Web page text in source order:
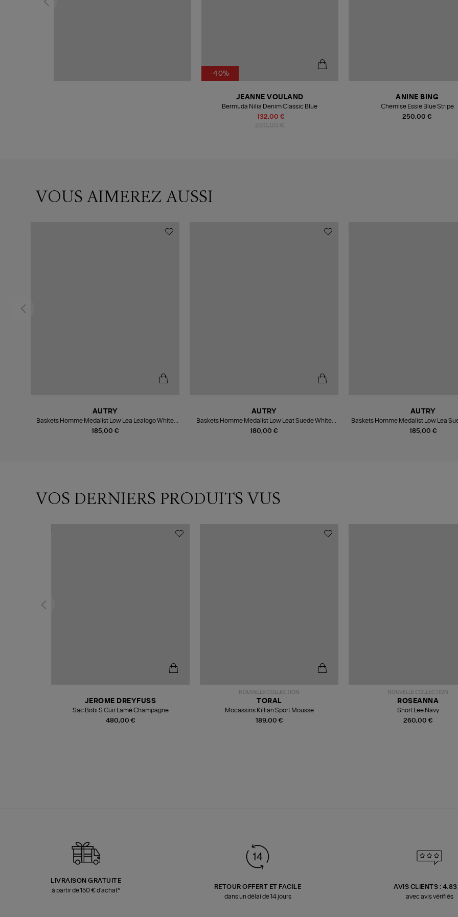
-40%
132,00 €
JEANNE VOULAND
Bermuda Nilia Denim Classic Blue
250,00 €
ANINE BING
Chemise Essie Blue Stripe
VOUS AIMEREZ AUSSI
185,00 €
AUTRY
Baskets Homme Medalist Low Lea Lealogo White
Black
180,00 €
AUTRY
Baskets Homme Medalist Low Leat Suede White
Pumpkin
185,00 €
AUTRY
Baskets Homme Medalist Low Lea
Chocochip
VOS DERNIERS PRODUITS VUS
480,00 €
JEROME DREYFUSS
Sac Bobi S Cuir Lamé Champagne
NOUVELLE COLLECTION
189,00 €
TORAL
Mocassins Killian Sport Mousse
NOUVELLE COLLECTION
260,00 €
ROSEANNA
Short Lee Navy
LIVRAISON GRATUITE
à partir de 150 € d'achat*
RETOUR OFFERT ET FACILE
dans un délai de 14 jours
AVIS CLIENTS :
avec avis vérifiés